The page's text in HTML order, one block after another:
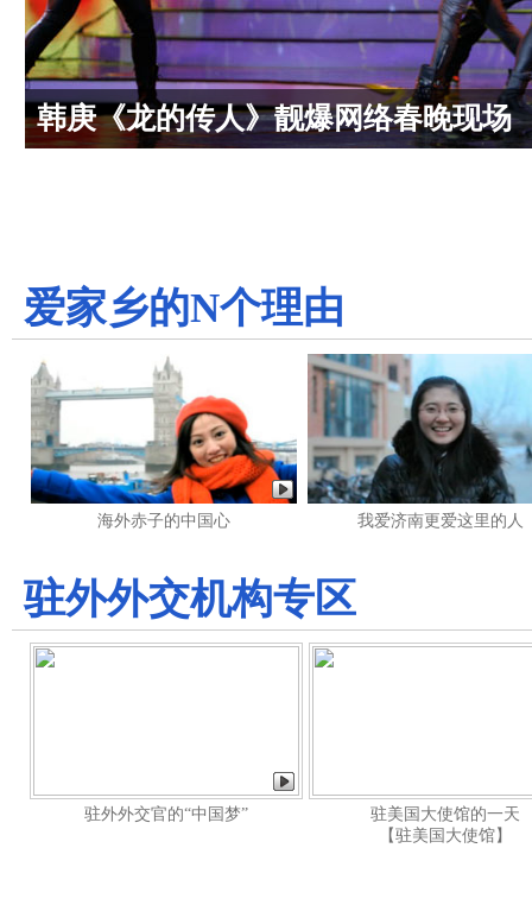
韩庚《龙的传人》靓爆网络春晚现场
爱家乡的N个理由
海外赤子的中国心 我爱济南更爱这里的人
驻外外交机构专区
驻外外交官的“中国梦”
驻美国大使馆的一天
【驻美国大使馆】